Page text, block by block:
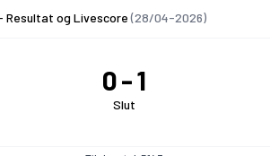
Resultat og Livescore(28/04-2026)
0 1
Slut